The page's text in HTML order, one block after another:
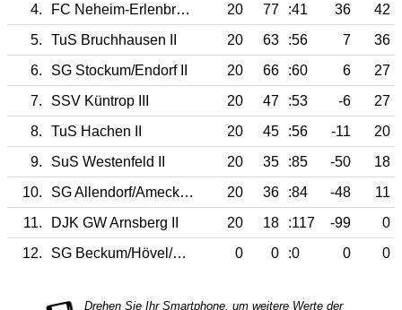
4.
FC Neheim-Erlenbruch III 20 77 :41 36
42
5.
TuS Bruchhausen II 20 63 :56 7
36
6.
SG Stockum/Endorf II 20 66 :60 6
27
7.
SSV Küntrop III 20 47 :53 -6
27
8.
TuS Hachen II 20 45 :56 -11
20
9.
SuS Westenfeld II 20 35 :85 -50
18
10.
SG Allendorf/Amecke III 20 36 :84 -48
11
11.
DJK GW Arnsberg II 20 18 :117 -99
0
12.
SG Beckum/Hövel/Mellen III 0 0 :0 0 0